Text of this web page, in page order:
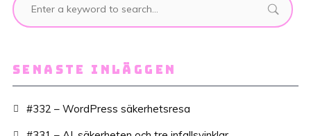
SENASTE INLÄGGEN
#332 – WordPress säkerhetsresa